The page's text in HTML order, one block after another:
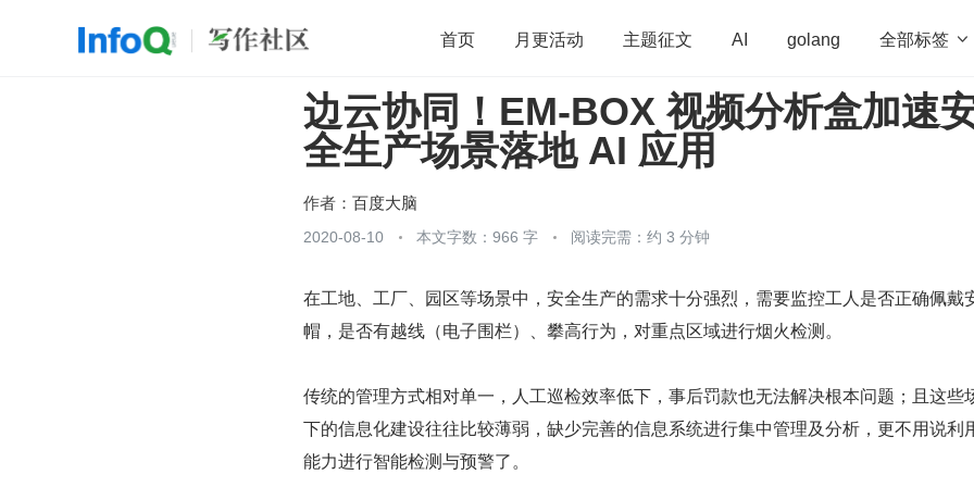
首页 月更活动 主题征文 AI golang 全部标签 
开源 架构 OpenHarmony 算法 学习方法 Web3.0 高
团队管理 程序员 运维 深度思考
边云协同！EM-BOX 视频分析盒加速
全生产场景落地 AI 应用
作者： 百度大脑
2020-08-10 本文字数：966 字 阅读完需：约 3 分钟
在工地、工厂、园区等场景中，安全生产的需求十分强烈，需要监控工人是否正确佩戴
帽，是否有越线（电子围栏）、攀高行为，对重点区域进行烟火检测。
传统的管理方式相对单一，人工巡检效率低下，事后罚款也无法解决根本问题；且这些
下的信息化建设往往比较薄弱，缺少完善的信息系统进行集中管理及分析，更不用说利
能力进行智能检测与预警了。